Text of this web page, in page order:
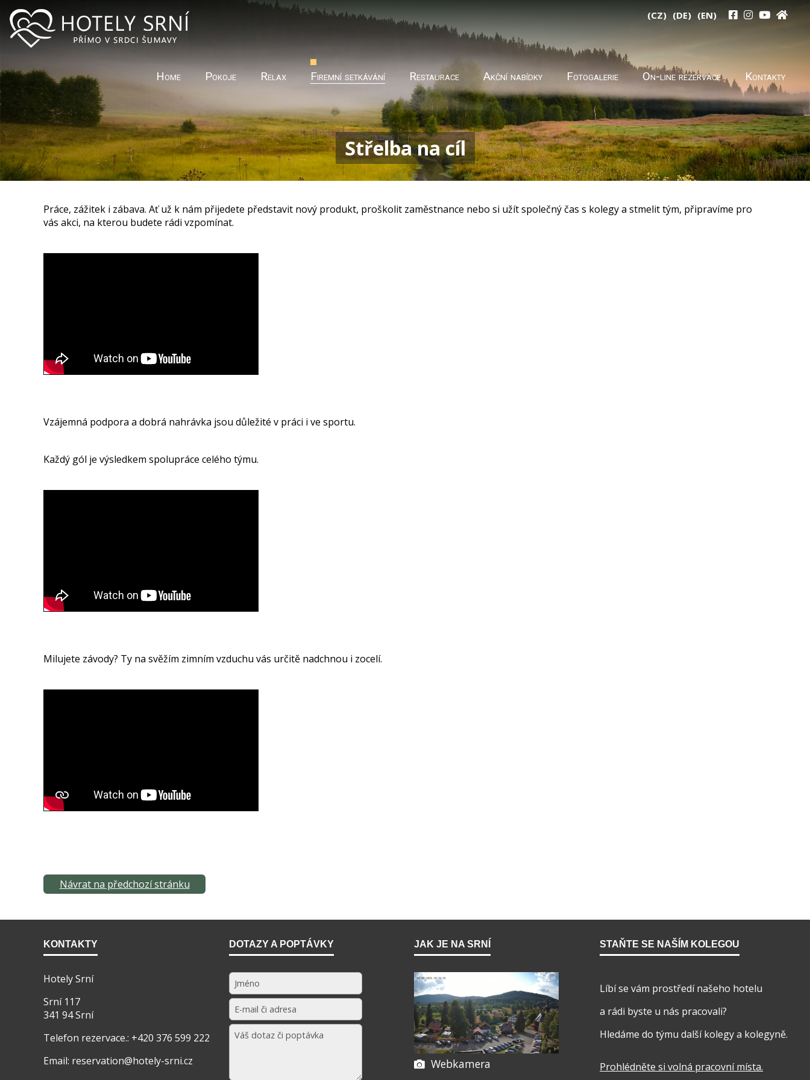
(CZ) (DE) (EN)
Home Pokoje Relax Firemní setkávání Restaurace Akční nabídky Fotogalerie On-line rezervace Kontakty
Střelba na cíl
Práce, zážitek i zábava. Ať už k nám přijedete představit nový produkt, proškolit zaměstnance nebo si užít společný čas s kolegy a stmelit tým, připravíme pro
vás akci, na kterou budete rádi vzpomínat.
Vzájemná podpora a dobrá nahrávka jsou důležité v práci i ve sportu.
Každý gól je výsledkem spolupráce celého týmu.
Milujete závody? Ty na svěžím zimním vzduchu vás určitě nadchnou i zocelí.
Návrat na předchozí stránku
KONTAKTY
Hotely Srní
Srní 117
341 94 Srní
Telefon rezervace.: +420 376 599 222
Email: reservation@hotely-srni.cz
DOTAZY A POPTÁVKY JAK JE NA SRNÍ
Webkamera
STAŇTE SE NAŠÍM KOLEGOU
Líbí se vám prostředí našeho hotelu
a rádi byste u nás pracovali?
Hledáme do týmu další kolegy a kolegyně.
Prohlédněte si volná pracovní místa.